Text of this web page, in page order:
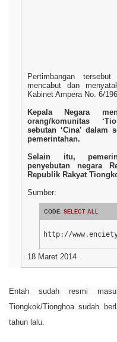
Pertimbangan
mencabut dan
Kabinet Ampera No. 6/
Kepala Negara
orang/komunitas
sebutan ‘Cina’ dalam
pemerintahan.
Selain itu,
penyebutan negara
Republik Rakyat
Sumber:
CODE: SELECT ALL
http://
18 Maret 2014
Entah sudah resmi
Tiongkok/Tionghoa sudah
tahun lalu.